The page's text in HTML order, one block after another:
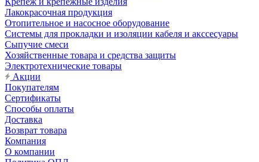
Лакокрасочная продукция
Отопительное и насосное оборудование
Системы для прокладки и изоляции кабеля и акссесуары
Сыпучие смеси
Хозяйственные товара и средства защиты
Электротехнические товары
Акции
Покупателям
Сертификаты
Способы оплаты
Доставка
Возврат товара
Компания
О компании